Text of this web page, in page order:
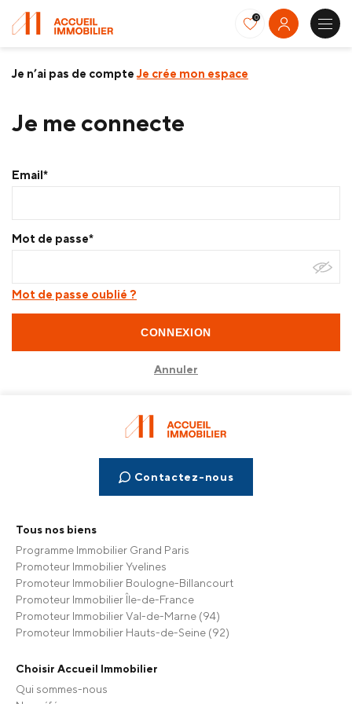
0
Je n’ai pas de compteJe crée mon espace
Je me connecte
Email*
Mot de passe*
Mot de passe oublié ?
CONNEXION
Annuler
Tous nos biens
Programme Immobilier Grand Paris
Promoteur Immobilier Yvelines
Promoteur Immobilier Boulogne-Billancourt
Promoteur Immobilier Île-de-France
Promoteur Immobilier Val-de-Marne (94)
Promoteur Immobilier Hauts-de-Seine (92)
Choisir Accueil Immobilier
Qui sommes-nous
Contactez-nous